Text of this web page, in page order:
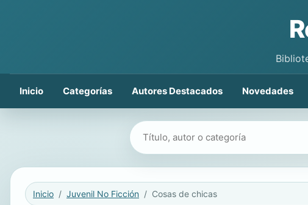
Inicio Categorías Autores Destacados Novedades
Buscar libros
Inicio Juvenil No Ficción Cosas de chicas